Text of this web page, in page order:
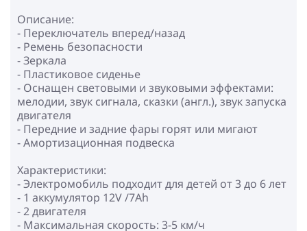
Описание:
- Переключатель вперед/назад
- Ремень безопасности
- Зеркала
- Пластиковое сиденье
- Оснащен световыми и звуковыми эффектами:
мелодии, звук сигнала, сказки (англ.), звук запуска
двигателя
- Передние и задние фары горят или мигают
- Амортизационная подвеска
Характеристики:
- Электромобиль подходит для детей от 3 до 6 лет
- 1 аккумулятор 12V /7Аh
- 2 двигателя
- Максимальная скорость: 3-5 км/ч